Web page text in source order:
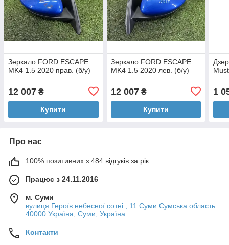
Зеркало FORD ESCAPE
MK4 1.5 2020 прав. (б/у)
12 007 ₴
Купити
Зеркало FORD ESCAPE
MK4 1.5 2020 лев. (б/у)
12 007₴
Купити
1
Про нас
100% позитивних з 484 відгуків за рік
Працює з 24.11.2016
м. Суми
вулиця Героїв небесної сотні , 11 Суми Сумська область
40000 Україна, Суми, Україна
Контакти